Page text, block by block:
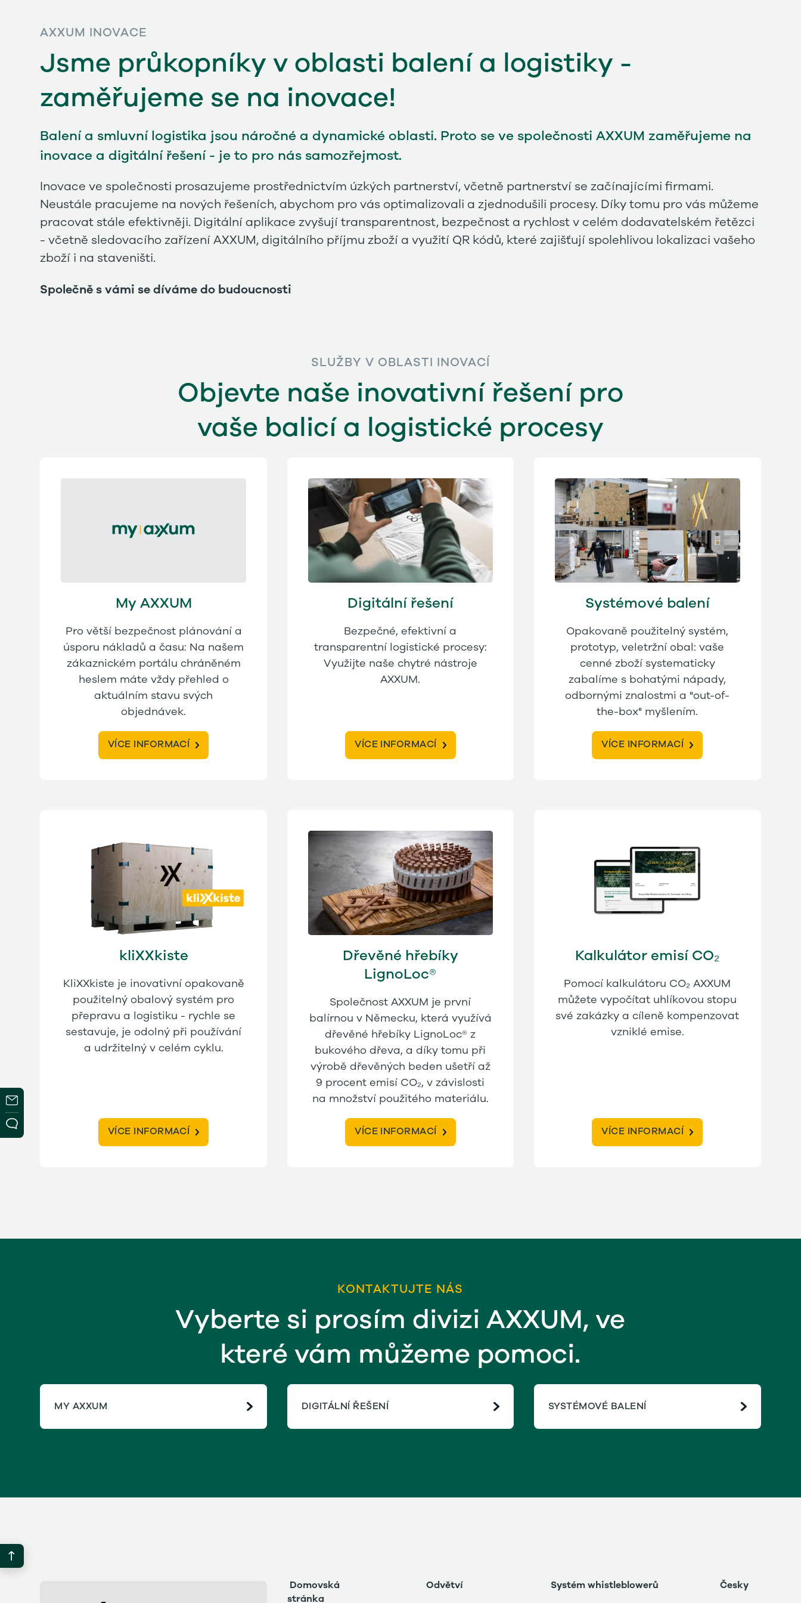
AXXUM INOVACE
Jsme průkopníky v oblasti balení a logistiky -
zaměřujeme se na inovace!
Balení a smluvní logistika jsou náročné a dynamické oblasti. Proto se ve společnosti AXXUM zaměřujeme na
inovace a digitální řešení - je to pro nás samozřejmost.
Inovace ve společnosti prosazujeme prostřednictvím úzkých partnerství, včetně partnerství se začínajícími firmami.
Neustále pracujeme na nových řešeních, abychom pro vás optimalizovali a zjednodušili procesy. Díky tomu pro vás můžeme
pracovat stále efektivněji. Digitální aplikace zvyšují transparentnost, bezpečnost a rychlost v celém dodavatelském řetězci
- včetně sledovacího zařízení AXXUM, digitálního příjmu zboží a využití QR kódů, které zajišťují spolehlivou lokalizaci vašeho
zboží i na staveništi.
Společně s vámi se díváme do budoucnosti
SLUŽBY V OBLASTI INOVACÍ
Objevte naše inovativní řešení pro
vaše balicí a logistické procesy
My AXXUM
Pro větší bezpečnost plánování a
úsporu nákladů a času: Na našem
zákaznickém portálu chráněném
heslem máte vždy přehled o
aktuálním stavu svých
objednávek.
VÍCE INFORMACÍ
Digitální řešení
Bezpečné, efektivní a
transparentní logistické procesy:
Využijte naše chytré nástroje
AXXUM.
VÍCE INFORMACÍ
Systémové balení
Opakovaně použitelný systém,
prototyp, veletržní obal: vaše
cenné zboží systematicky
zabalíme s bohatými nápady,
odbornými znalostmi a "out-of-
the-box" myšlením.
VÍCE INFORMACÍ
kliXXkiste
KliXXkiste je inovativní opakovaně
použitelný obalový systém pro
přepravu a logistiku - rychle se
sestavuje, je odolný při používání
a udržitelný v celém cyklu.
VÍCE INFORMACÍ
Dřevěné hřebíky
LignoLoc®
Společnost AXXUM je první
balírnou v Německu, která využívá
dřevěné hřebíky LignoLoc® z
bukového dřeva, a díky tomu při
výrobě dřevěných beden ušetří až
9 procent emisí CO₂, v závislosti
na množství použitého materiálu.
VÍCE INFORMACÍ
Kalkulátor emisí CO₂
Pomocí kalkulátoru CO₂ AXXUM
můžete vypočítat uhlíkovou stopu
své zakázky a cíleně kompenzovat
vzniklé emise.
VÍCE INFORMACÍ
KONTAKTUJTE NÁS
Vyberte si prosím divizi AXXUM, ve
které vám můžeme pomoci.
MY AXXUM DIGITÁLNÍ ŘEŠENÍ SYSTÉMOVÉ BALENÍ
Domovská
stránka
Odvětví Systém whistleblowerů Česky